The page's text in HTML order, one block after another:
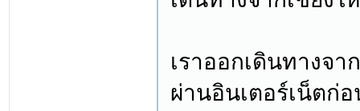
เราออกเดินทางจา
ผ่านอินเตอร์เน็ตก่